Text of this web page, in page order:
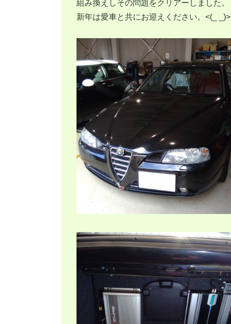
組み換えしその問題をクリアーしました。
新年は愛車と共にお迎えください。<(_ _)>